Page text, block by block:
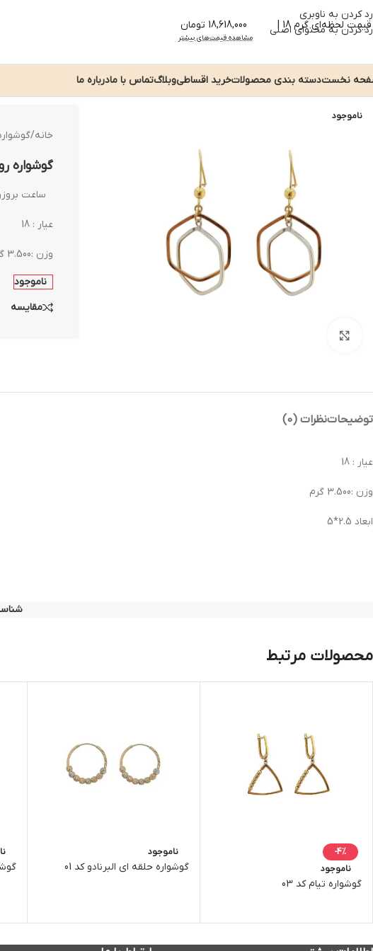
رد کردن به ناوبری
رد کردن به محتوای اصلی
قیمت لحظه‌ای گرم 18 | 18,618,000 تومان
مشاهده قیمت‌های بیشتر
نخستدسته بندی محصولاتخرید اقساطیوبلاگتماس با مادرباره ما
ناموجود
خانه/
گوشواره
ساعت
عیار : 18
وزن :3.500 گرم
ناموجود
مقایسه
توضیحاتنظرات (0)
عیار : 18
وزن :3.500 گرم
ابعاد 2.5*5
محصولات مرتبط
-4%
ناموجود
گوشواره تیام کد 03
ناموجود
گوشواره حلقه ای البرنادو کد 01